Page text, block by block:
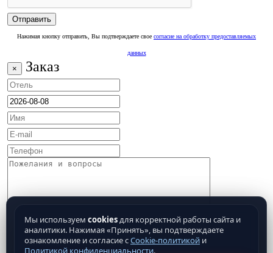
Нажимая кнопку отправить, Вы подтверждаете свое согласие на обработку предоставляемых
данных
× Заказ
Мы используем cookiesдля корректной работы сайта и
аналитики. Нажимая «Принять», вы подтверждаете
ознакомление и согласие сCookie-политикой и
Политикой конфиденциальности.